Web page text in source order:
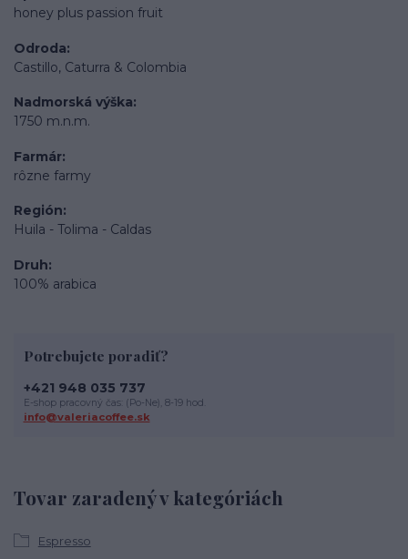
honey plus passion fruit
Odroda
Castillo, Caturra & Colombia
Nadmorská výška
1750 m.n.m.
Farmár
rôzne farmy
Región
Huila - Tolima - Caldas
Druh
100% arabica
Tovar zaradený v kategóriách
Espresso
Potrebujete poradiť?
+421 948 035 737
E-shop pracovný čas: (Po-Ne), 8-19 hod.
info@valeriacoffee.sk